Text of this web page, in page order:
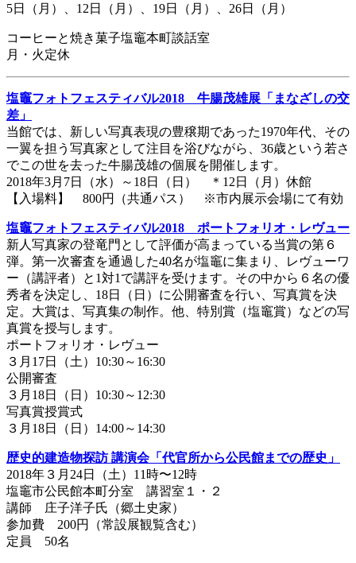
5日（月）、12日（月）、19日（月）、26日（月）
コーヒーと焼き菓子塩竈本町談話室
月・火定休
塩竈フォトフェスティバル2018 牛腸茂雄展「まなざしの交
差」
当館では、新しい写真表現の豊穣期であった1970年代、その
一翼を担う写真家として注目を浴びながら、36歳という若さ
でこの世を去った牛腸茂雄の個展を開催します。
2018年3月7日（水）～18日（日） ＊12日（月）休館
【入場料】 800円（共通パス） ※市内展示会場にて有効
塩竈フォトフェスティバル2018 ポートフォリオ・レヴュー
新人写真家の登竜門として評価が高まっている当賞の第６
弾。第一次審査を通過した40名が塩竈に集まり、レヴューワ
ー（講評者）と1対1で講評を受けます。その中から６名の優
秀者を決定し、18日（日）に公開審査を行い、写真賞を決
定。大賞は、写真集の制作。他、特別賞（塩竈賞）などの写
真賞を授与します。
ポートフォリオ・レヴュー
３月17日（土）10:30～16:30
公開審査
３月18日（日）10:30～12:30
写真賞授賞式
３月18日（日）14:00～14:30
歴史的建造物探訪 講演会「代官所から公民館までの歴史」
2018年３月24日（土）11時〜12時
塩竈市公民館本町分室 講習室１・２
講師 庄子洋子氏（郷土史家）
参加費 200円（常設展観覧含む）
定員 50名